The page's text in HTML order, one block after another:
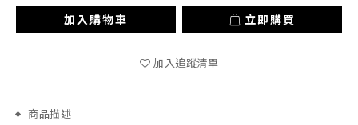
加入購物車 立即購買
加入追蹤清單
商品描述